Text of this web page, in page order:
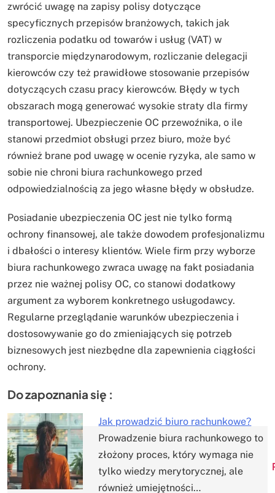
zwrócić uwagę na zapisy polisy dotyczące
specyficznych przepisów branżowych, takich jak
rozliczenia podatku od towarów i usług (VAT) w
transporcie międzynarodowym, rozliczanie delegacji
kierowców czy też prawidłowe stosowanie przepisów
dotyczących czasu pracy kierowców. Błędy w tych
obszarach mogą generować wysokie straty dla firmy
transportowej. Ubezpieczenie OC przewoźnika, o ile
stanowi przedmiot obsługi przez biuro, może być
również brane pod uwagę w ocenie ryzyka, ale samo w
sobie nie chroni biura rachunkowego przed
odpowiedzialnością za jego własne błędy w obsłudze.
Posiadanie ubezpieczenia OC jest nie tylko formą
ochrony finansowej, ale także dowodem profesjonalizmu
i dbałości o interesy klientów. Wiele firm przy wyborze
biura rachunkowego zwraca uwagę na fakt posiadania
przez nie ważnej polisy OC, co stanowi dodatkowy
argument za wyborem konkretnego usługodawcy.
Regularne przeglądanie warunków ubezpieczenia i
dostosowywanie go do zmieniających się potrzeb
biznesowych jest niezbędne dla zapewnienia ciągłości
ochrony.
Do zapoznania się :
Jak prowadzić biuro rachunkowe?
Prowadzenie biura rachunkowego to
złożony proces, który wymaga nie
tylko wiedzy merytorycznej, ale
również umiejętności…
Nawigacja
wpisu